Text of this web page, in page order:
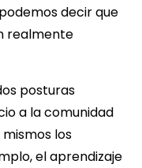
decir que
realmente
posturas
a la comunidad
los
el aprendizaje